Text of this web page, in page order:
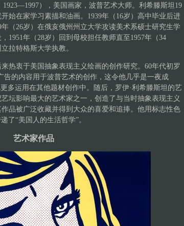
1923—1997），美国画家，波普艺术大师。利希滕斯坦19
始在家学习素描和油画。1939年（16岁）高中毕业后进
（26岁）在俄亥俄州州立大学攻读美术系硕士研究生学
1951年（28岁）回到母校担任教师直至1957年（34
拉特格斯大学执教。
热衷于美国抽象表现主义绘画的创作研究。60年代初罗
告的内容用于波普艺术的创作，这令他几乎是一夜成
多运用在其他题材创作中。随后，罗伊·利希滕斯坦的艺
坛影响最大的艺术家之一，创造了与当时抽象表现主义
品被广泛收藏并得到大众的喜爱和追捧。他用标志性色
了“美国人的生活哲学”。
艺术家作品